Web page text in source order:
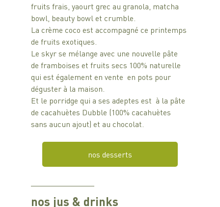
fruits frais, yaourt grec au granola, matcha
bowl, beauty bowl et crumble.
La crème coco est accompagné ce printemps
de fruits exotiques.
Le skyr se mélange avec une nouvelle pâte
de framboises et fruits secs 100% naturelle
qui est également en vente  en pots pour
déguster à la maison.
Et le porridge qui a ses adeptes est  à la pâte
de cacahuètes Dubble (100% cacahuètes
sans aucun ajout) et au chocolat.
nos desserts
nos jus & drinks